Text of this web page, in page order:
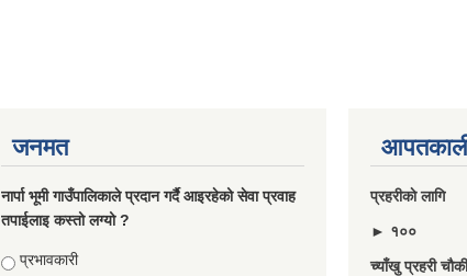
जनमत
नार्पा भूमी गाउँपालिकाले प्रदान गर्दै आइरहेको सेवा प्रवाह
तपाईलाइ कस्तो लग्यो ?
Choices
प्रभावकारी
प्रहरीकाे लागि
► १००
च्याँखु प्रहरी चाैकी